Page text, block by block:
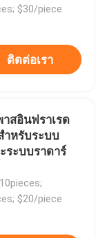
$30/piece
ติดต่อเรา
สอินฟราเรด
าหรับระบบ
ระบบราดาร์
$20/piece